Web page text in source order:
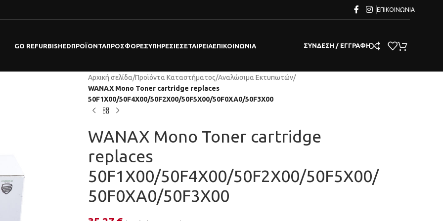
ΕΠΙΚΟΙΝΩΝΊΑ
GO REFURBISHEDΠΡΟΪΌΝΤΑΠΡΟΣΦΟΡΕΣΥΠΗΡΕΣΊΕΣΕΤΑΙΡΕΊΑΕΠΙΚΟΙΝΩΝΊΑ ΣΎΝΔΕΣΗ / ΕΓΓΡΑΦΉ
Αρχική σελίδα/Προϊόντα Καταστήματος/Αναλώσιμα Εκτυπωτών/
WANAX Mono Toner cartridge replaces
50F1X00/50F4X00/50F2X00/50F5X00/50F0XA0/50F3X00
WANAX Mono Toner cartridge
replaces
50F1X00/50F4X00/50F2X00/50F5X00/
50F0XA0/50F3X00